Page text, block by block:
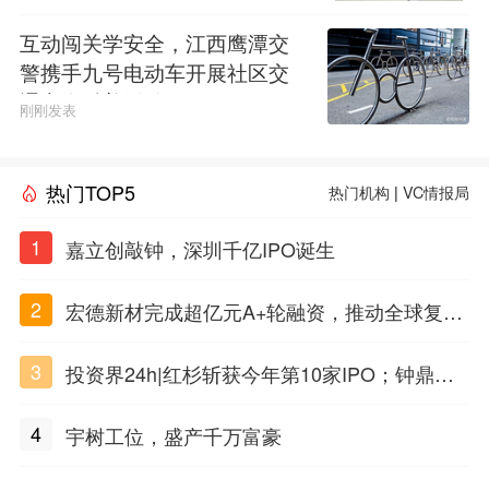
互动闯关学安全，江西鹰潭交
警携手九号电动车开展社区交
通安全科普活动
刚刚发表
热门TOP5 热门机构 |VC情报局
1 嘉立创敲钟，深圳千亿IPO诞生
2
宏德新材完成超亿元A+轮融资，推动全球复合
3
投资界24h|红杉斩获今年第10家IPO；钟鼎投
水
4 宇树工位，盛产千万富豪